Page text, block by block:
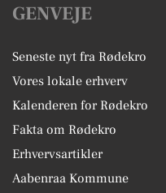
GENVEJE
Seneste nyt fra Rødekro
Vores lokale erhverv
Kalenderen for Rødekro
Fakta om Rødekro
Erhvervsartikler
Aabenraa Kommune